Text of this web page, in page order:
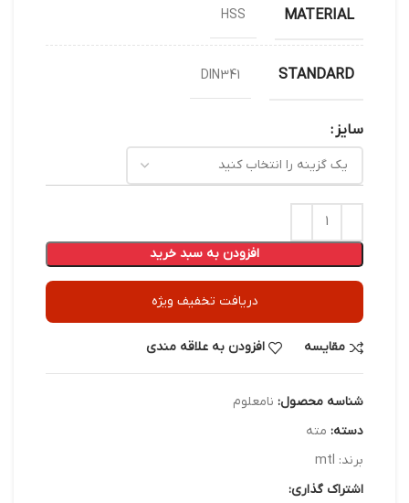
MATERIAL
HSS
STANDARD
DIN341
سایز
افزودن به سبد خرید
دریافت تخفیف ویژه
مقایسه افزودن به علاقه مندی
شناسه محصول: نامعلوم
دسته: مته
برند: mtl
اشتراک گذاری: